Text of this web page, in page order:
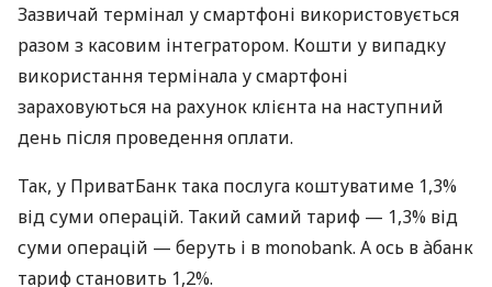
Зазвичай термінал у смартфоні використовується
разом з касовим інтегратором. Кошти у випадку
використання термінала у смартфоні
зараховуються на рахунок клієнта на наступний
день після проведення оплати.
Так, у ПриватБанк така послуга коштуватиме 1,3%
від суми операцій. Такий самий тариф — 1,3% від
суми операцій — беруть і в monobank. А ось в àбанк
тариф становить 1,2%.